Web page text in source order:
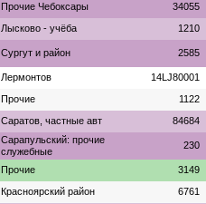
Прочие Чебоксары 34055
Лысково - учёба 1210
Сургут и район 2585
Лермонтов 14LJ80001
Прочие 1122
Саратов, частные авт 84684
Сарапульский: прочие
служебные
230
Прочие 3149
Красноярский район 6761